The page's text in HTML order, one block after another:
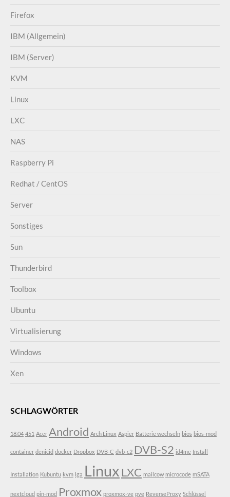
Firefox
IBM (Allgemein)
IBM (Server)
KVM
Linux
LXC
NAS
Raspberry Pi
Redhat / CentOS
Server
Sonstiges
Sun
Thunderbird
Toolbox
Ubuntu
Virtualisierung
Windows
Xen
SCHLAGWÖRTER
18.04 451 Acer Android Arch Linux Aspier Batterie wechseln bios bios-mod
container denicid docker Dropbox DVB-C dvb-c2 DVB-S2 id4me Install
Installation Kubuntu kvm lga Linux LXC mailcow microcode mSATA
nextcloud pin-mod Proxmox proxmox-ve pve ReverseProxy Schlüssel